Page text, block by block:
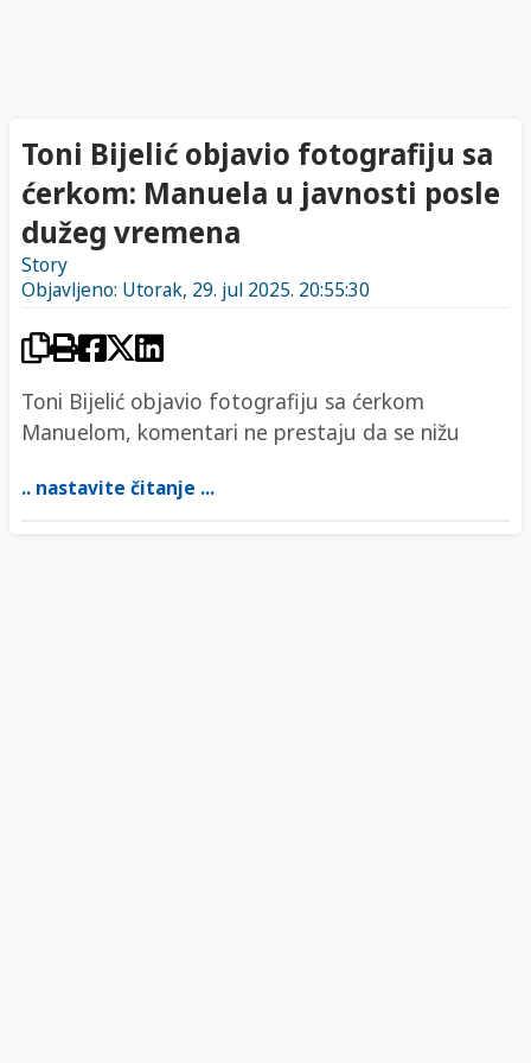
Toni Bijelić objavio fotografiju sa
ćerkom: Manuela u javnosti posle
dužeg vremena
Story
Objavljeno: Utorak, 29. jul 2025. 20:55:30
Toni Bijelić objavio fotografiju sa ćerkom
Manuelom, komentari ne prestaju da se nižu
.. nastavite čitanje ...